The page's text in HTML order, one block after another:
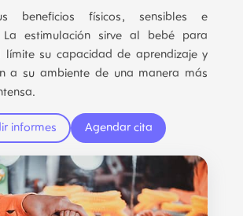
beneficios físicos, sensibles e
La estimulación sirve al bebé para
límite su capacidad de aprendizaje y
a su ambiente de una manera más
informes Agendar cita